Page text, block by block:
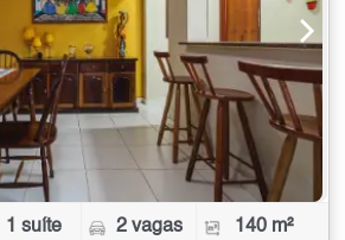
1 suíte 2 vagas 140 m²